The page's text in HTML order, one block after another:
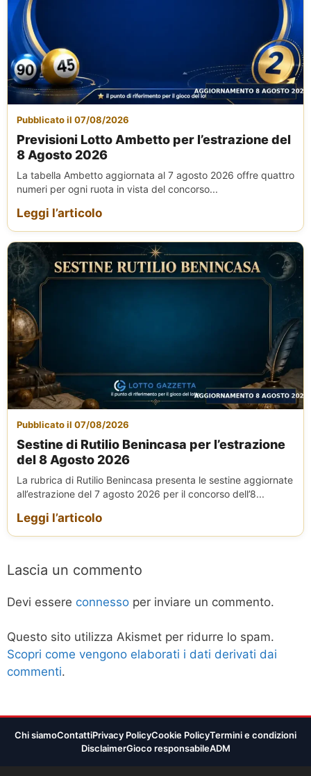
Pubblicato il 07/08/2026
Previsioni Lotto Ambetto per l’estrazione del
8 Agosto 2026
La tabella Ambetto aggiornata al 7 agosto 2026 offre quattro
numeri per ogni ruota in vista del concorso...
Leggi l’articolo
Pubblicato il 07/08/2026
Sestine di Rutilio Benincasa per l’estrazione
del 8 Agosto 2026
La rubrica di Rutilio Benincasa presenta le sestine aggiornate
all’estrazione del 7 agosto 2026 per il concorso dell’8...
Leggi l’articolo
Lascia un commento
Devi essere connesso per inviare un commento.
Questo sito utilizza Akismet per ridurre lo spam.
Scopri come vengono elaborati i dati derivati dai
commenti.
Chi siamoContattiPrivacy PolicyCookie PolicyTermini e condizioni
DisclaimerGioco responsabileADM